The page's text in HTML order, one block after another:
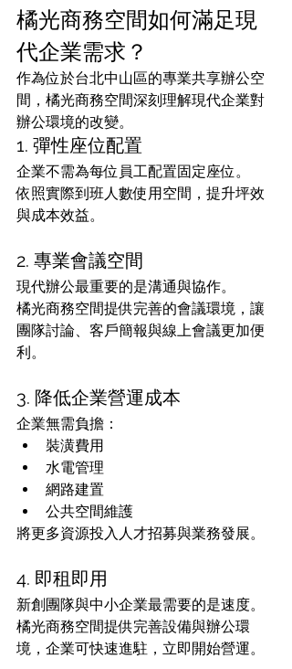
橘光商務空間如何滿足現
代企業需求？
作為位於台北中山區的專業共享辦公空
間，橘光商務空間深刻理解現代企業對
辦公環境的改變。
1. 彈性座位配置
企業不需為每位員工配置固定座位。
依照實際到班人數使用空間，提升坪效
與成本效益。
2. 專業會議空間
現代辦公最重要的是溝通與協作。
橘光商務空間提供完善的會議環境，讓
團隊討論、客戶簡報與線上會議更加便
利。
3. 降低企業營運成本
企業無需負擔：
裝潢費用
水電管理
網路建置
公共空間維護
將更多資源投入人才招募與業務發展。
4. 即租即用
新創團隊與中小企業最需要的是速度。
橘光商務空間提供完善設備與辦公環
境，企業可快速進駐，立即開始營運。